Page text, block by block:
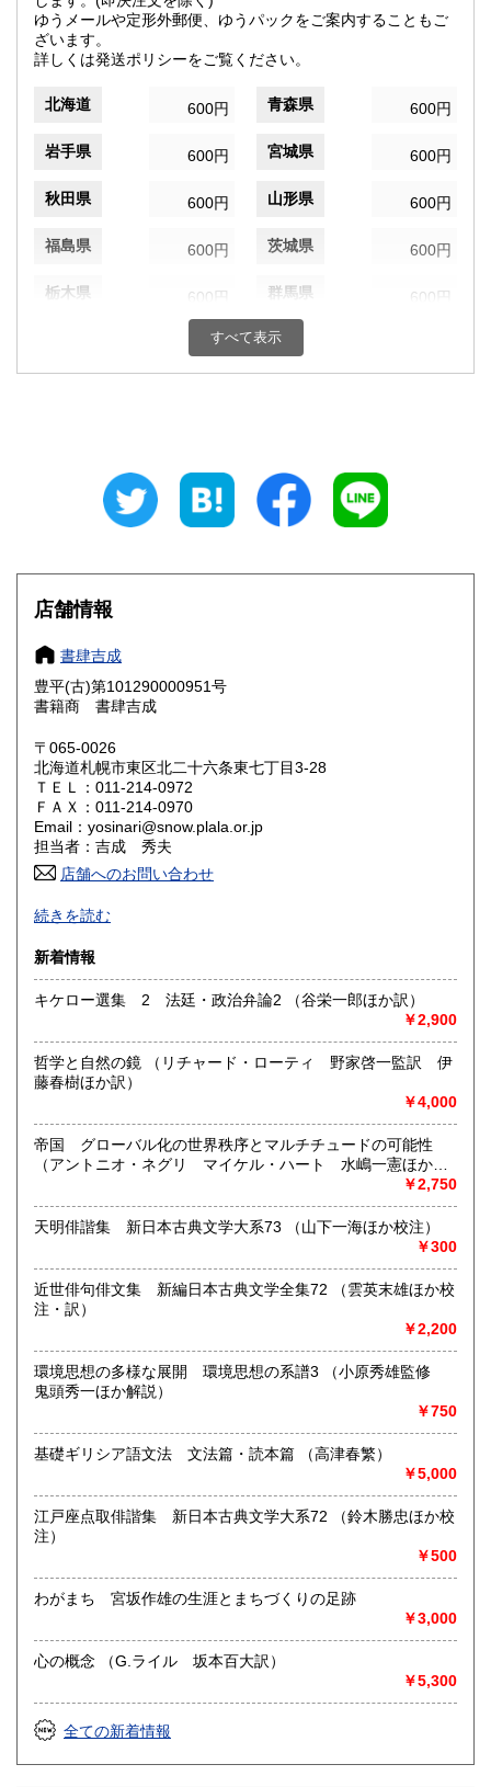
ゆうメールや定形外郵便、ゆうパックをご案内することもご
ざいます。
詳しくは発送ポリシーをご覧ください。
北海道 600円 青森県 600円
岩手県 600円 宮城県 600円
秋田県 600円 山形県 600円
福島県 600円 茨城県 600円
栃木県 600円 群馬県 600円
600円 千葉県
600円 福井県
600円 長野県
岐阜県 600円 静岡県 600円
愛知県
滋賀県
大阪府
奈良県 600円 和歌山県
鳥取県 600円
岡山県 600円
山口県
香川県
高知県 600円 福岡県 600円
佐賀県 長崎県 600円
熊本県 600円
宮崎県 600円 鹿児島県 600円
すべて表示
店舗情報
書肆吉成
豊平(古)第101290000951号
書籍商 書肆吉成
〒065-0026
北海道札幌市東区北二十六条東七丁目3-28
ＴＥＬ：011-214-0972
ＦＡＸ：011-214-0970
Email：yosinari@snow.plala.or.jp
担当者：吉成 秀夫
店舗へのお問い合わせ
札幌の古本屋です。北海道の郷土誌、アイヌ民族関係書、思
想哲学、詩歌などの人文書を中心に、学術専門書を主に取り
扱っております。学術文庫なども積極的に買取いたします。
札幌市内にて店舗営業しております。店頭にて書籍の状態な
ど確認いただけます。倉庫保管の場合がございますので事前
古書の買い取りに力を入れております。ぜひご連絡下さい。
最寄駅：北24条駅と元町駅の間。
営業時間：12:00～17:00
定休日：日曜定休
北海道本・思想哲学・人文書を中心に専門書を積極的に買取
をしております。店頭での買取のほか、札幌市内は出張買取
軽にメールyosinari@snow.plala.or.jpか、電話011-214-0972
へご連絡下さい。
取り扱い分野
哲学宗教、歴史、社会科学、自然科学、美術工芸、国語国
続きを読む
新着情報
キケロー選集 2 法廷・政治弁論2 （谷栄一郎ほか訳）
￥2,900
哲学と自然の鏡 （リチャード・ローティ 野家啓一監訳 伊
藤春樹ほか訳）
￥4,000
帝国 グローバル化の世界秩序とマルチチュードの可能性
（アントニオ・ネグリ マイケル・ハート 水嶋一憲ほか
￥2,750
天明俳諧集 新日本古典文学大系73 （山下一海ほか校注）
￥300
近世俳句俳文集 新編日本古典文学全集72 （雲英末雄ほか校
注・訳）
￥2,200
環境思想の多様な展開 環境思想の系譜3 （小原秀雄監修
鬼頭秀一ほか解説）
￥750
基礎ギリシア語文法 文法篇・読本篇 （高津春繁）
￥5,000
江戸座点取俳諧集 新日本古典文学大系72 （鈴木勝忠ほか校
注）
￥500
わがまち 宮坂作雄の生涯とまちづくりの足跡
￥3,000
心の概念 （G.ライル 坂本百大訳）
￥5,300
全ての新着情報